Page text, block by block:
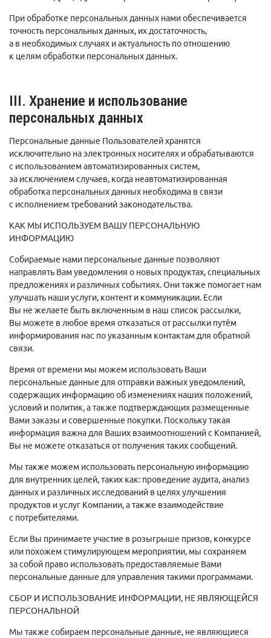
При обработке персональных данных нами обеспечивается
точность персональных данных, их достаточность,
а в необходимых случаях и актуальность по отношению
к целям обработки персональных данных.
III. Хранение и использование
персональных данных
Персональные данные Пользователей хранятся
исключительно на электронных носителях и обрабатываются
с использованием автоматизированных систем,
за исключением случаев, когда неавтоматизированная
обработка персональных данных необходима в связи
с исполнением требований законодательства.
КАК МЫ ИСПОЛЬЗУЕМ ВАШУ ПЕРСОНАЛЬНУЮ
ИНФОРМАЦИЮ
Собираемые нами персональные данные позволяют
направлять Вам уведомления о новых продуктах, специальных
предложениях и различных событиях. Они также помогает нам
улучшать наши услуги, контент и коммуникации. Если
Вы не желаете быть включенным в наш список рассылки,
Вы можете в любое время отказаться от рассылки путём
информирования нас по указанным контактам для обратной
связи.
Время от времени мы можем использовать Ваши
персональные данные для отправки важных уведомлений,
содержащих информацию об изменениях наших положений,
условий и политик, а также подтверждающих размещенные
Вами заказы и совершенные покупки. Поскольку такая
информация важна для Ваших взаимоотношений с Компанией,
Вы не можете отказаться от получения таких сообщений.
Мы также можем использовать персональную информацию
для внутренних целей, таких как: проведение аудита, анализ
данных и различных исследований в целях улучшения
продуктов и услуг Компании, а также взаимодействие
с потребителями.
Если Вы принимаете участие в розыгрыше призов, конкурсе
или похожем стимулирующем мероприятии, мы сохраняем
за собой право использовать предоставляемые Вами
персональные данные для управления такими программами.
СБОР И ИСПОЛЬЗОВАНИЕ ИНФОРМАЦИИ, НЕ ЯВЛЯЮЩЕЙСЯ
ПЕРСОНАЛЬНОЙ
Мы также собираем персональные данные, не являющиеся